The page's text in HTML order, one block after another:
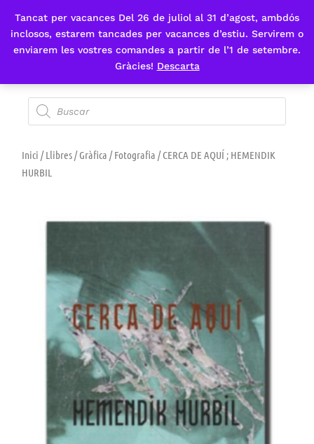
Tancat per vacances Del 26 de juliol al 31 d’agost, ambdós
inclosos, estarem tancades per vacances d’estiu. Servirem o
enviarem les vostres comandes a partir de l’1 de setembre.
Gràcies! Descarta
Fes-te'n sòcia
Inici /Llibres/Gràfica /Fotografia / CERCA DE AQUÍ ; HEMENDIK
HURBIL